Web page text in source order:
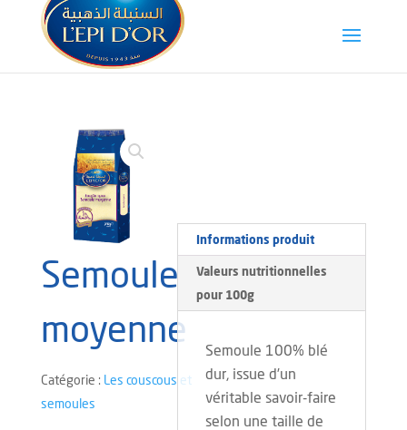
Semoule
moyenne
Catégorie : Les couscous et
semoules
Informations produit
Valeurs nutritionnelles
pour 100g
Semoule 100% blé
dur, issue d’un
véritable savoir-faire
selon une taille de